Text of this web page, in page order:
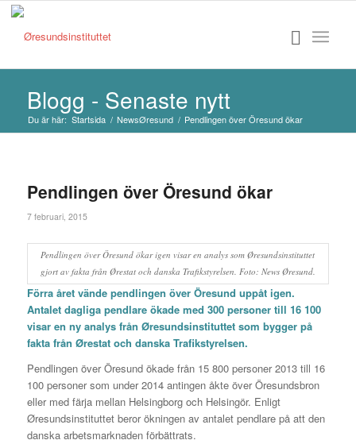
Blogg - Senaste nytt
Du är här: Startsida / NewsØresund / Pendlingen över Öresund ökar
Pendlingen över Öresund ökar
7 februari, 2015
Pendlingen över Öresund ökar igen visar en analys som Øresundsinstituttet
gjort av fakta från Ørestat och danska Trafikstyrelsen. Foto: News Øresund.
Förra året vände pendlingen över Öresund uppåt igen.
Antalet dagliga pendlare ökade med 300 personer till 16 100
visar en ny analys från Øresundsinstituttet som bygger på
fakta från Ørestat och danska Trafikstyrelsen.
Pendlingen över Öresund ökade från 15 800 personer 2013 till 16
100 personer som under 2014 antingen åkte över Öresundsbron
eller med färja mellan Helsingborg och Helsingör. Enligt
Øresundsinstituttet beror ökningen av antalet pendlare på att den
danska arbetsmarknaden förbättrats.